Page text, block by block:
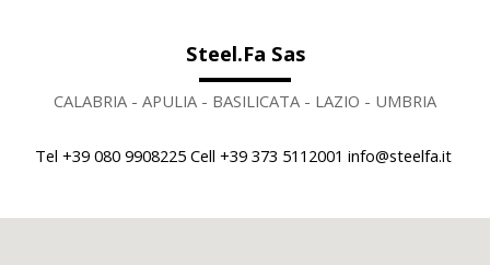
Steel.Fa Sas
CALABRIA - APULIA - BASILICATA - LAZIO - UMBRIA
Tel +39 080 9908225 Cell +39 373 5112001 info@steelfa.it